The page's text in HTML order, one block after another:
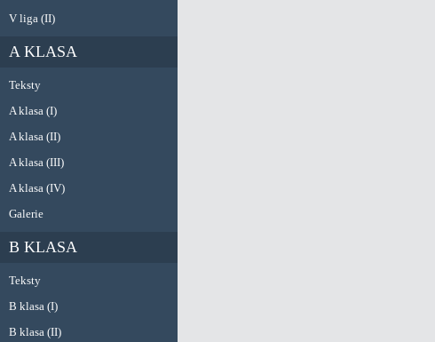
V liga (II)
A KLASA
Teksty
A klasa (I)
A klasa (II)
A klasa (III)
A klasa (IV)
Galerie
B KLASA
Teksty
B klasa (I)
B klasa (II)